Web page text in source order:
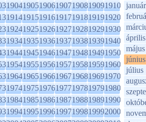
1904190519061907190819091910
1914191519161917191819191920
1924192519261927192819291930
1934193519361937193819391940
1944194519461947194819491950
1954195519561957195819591960
1964196519661967196819691970
1974197519761977197819791980
1984198519861987198819891990
1994199519961997199819992000
január
április
május
június
július